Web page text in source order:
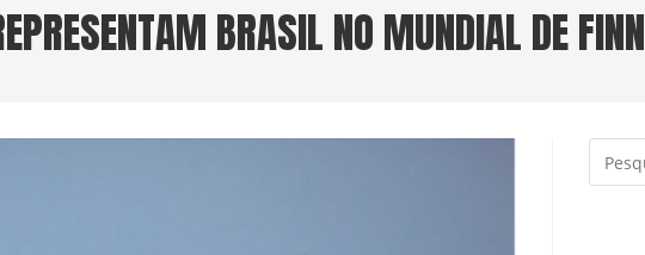
BRASIL NO MUNDIAL DE FINN